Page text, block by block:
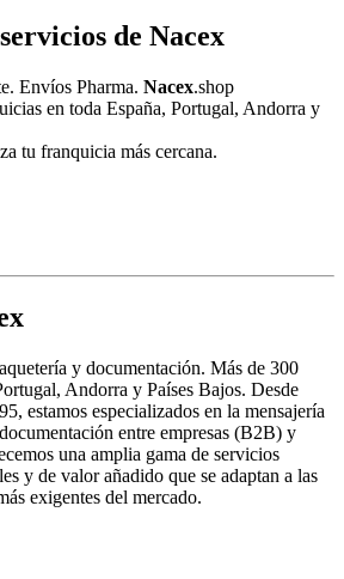
de Nacex
Envíos Pharma. Nacex.shop
en toda España, Portugal, Andorra y
tu franquicia más cercana.
y documentación. Más de 300
Andorra y Países Bajos. Desde
estamos especializados en la mensajería
entre empresas (B2B) y
una amplia gama de servicios
y de valor añadido que se adaptan a las
exigentes del mercado.